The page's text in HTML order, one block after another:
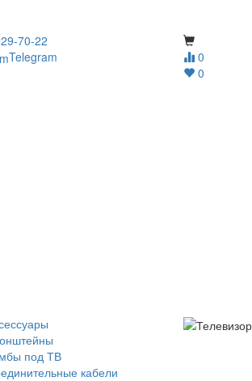
0
0
70-22
Telegram
под ТВ
кабели